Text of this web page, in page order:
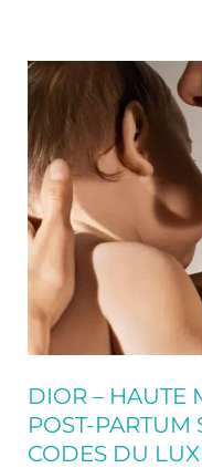
DIOR – HAUTE
POST-PARTUM
CODES DU
Dior
Haute
Motherhood,
le
post-
partum
sur
mesure,
dans
du
luxe